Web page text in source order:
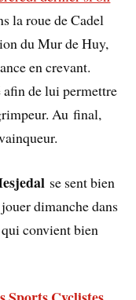
la roue de Cadel
du Mur de Huy,
en crevant.
afin de lui permettre
Au final,
se sent bien
dimanche dans
convient bien